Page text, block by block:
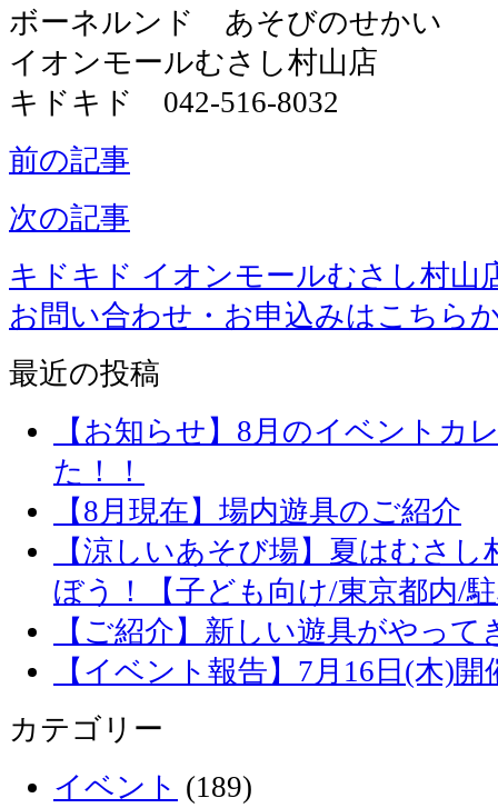
ボーネルンド あそびのせかい
イオンモールむさし村山店
キドキド 042-516-8032
前の記事
次の記事
キドキド イオンモールむさし村山
お問い合わせ・お申込みはこちら
最近の投稿
【お知らせ】8月のイベントカ
た！！
【8月現在】場内遊具のご紹介
【涼しいあそび場】夏はむさ
ぼう！【子ども向け/東京都内/
【ご紹介】新しい遊具がやって
【イベント報告】7月16日(木)
カテゴリー
イベント (189)